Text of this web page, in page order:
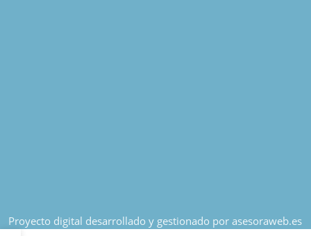
Proyecto digital desarrollado y gestionado por asesoraweb.es